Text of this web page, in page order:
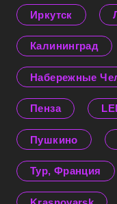
Иркутск
Калининград
Набережные
Пенза
Пушкино
Тур, Франция